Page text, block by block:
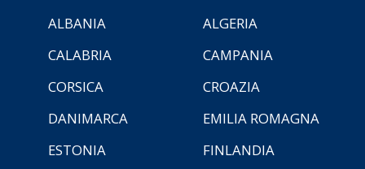
ALBANIA
ALGERIA
CALABRIA
CAMPANIA
CORSICA
CROAZIA
DANIMARCA
EMILIA ROMAGNA
ESTONIA
FINLANDIA